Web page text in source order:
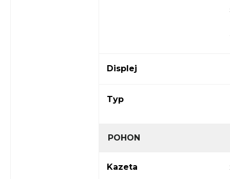
Displej
Typ
POHON
Kazeta